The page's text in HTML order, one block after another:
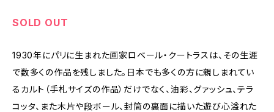
SOLD OUT
1930年にパリに生まれた画家ロベール・クートラスは、その生涯
で数多くの作品を残しました。日本でも多くの方に親しまれてい
るカルト（手札サイズの作品）だけでなく、油彩、グァッシュ、テラ
コッタ、また木片や段ボール、封筒の裏面に描いた遊び心溢れた